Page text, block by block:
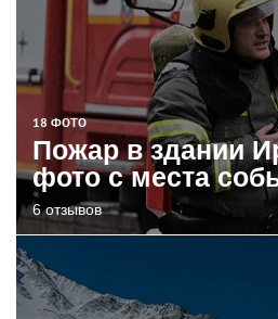
18 ФОТО
Пожар в здании
фото с места
6 отзывов